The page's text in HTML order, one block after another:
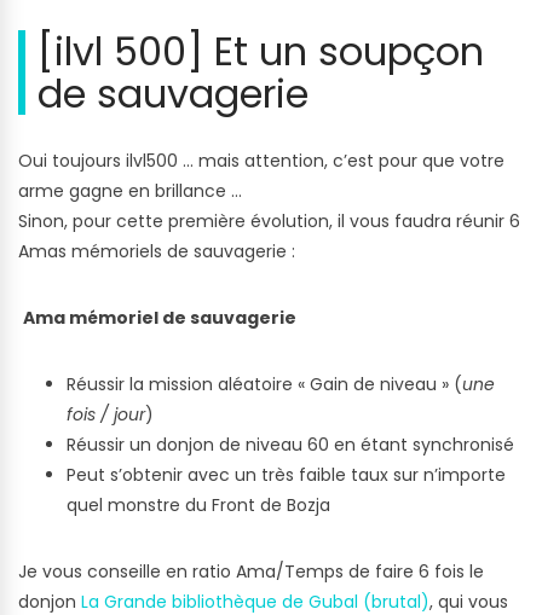
[ilvl 500] Et un soupçon
de sauvagerie
Oui toujours ilvl500 … mais attention, c’est pour que votre
arme gagne en brillance …
Sinon, pour cette première évolution, il vous faudra réunir 6
Amas mémoriels de sauvagerie :
Ama mémoriel de sauvagerie
Réussir la mission aléatoire « Gain de niveau » (une
fois / jour)
Réussir un donjon de niveau 60 en étant synchronisé
Peut s’obtenir avec un très faible taux sur n’importe
quel monstre du Front de Bozja
Je vous conseille en ratio Ama/Temps de faire 6 fois le
donjon La Grande bibliothèque de Gubal (brutal), qui vous